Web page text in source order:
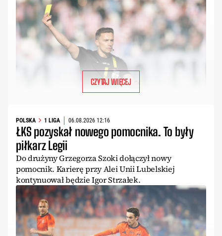
CZYTAJ WIĘCEJ
POLSKA 1 LIGA 06.08.2026 12:16
ŁKS pozyskał nowego pomocnika. To były
piłkarz Legii
Do drużyny Grzegorza Szoki dołączył nowy
pomocnik. Karierę przy Alei Unii Lubelskiej
kontynuował będzie Igor Strzałek.